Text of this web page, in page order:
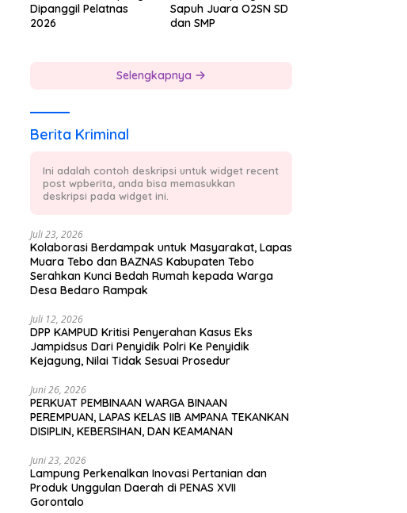
Dipanggil Pelatnas
2026
Sapuh Juara O2SN SD
dan SMP
Selengkapnya
Berita Kriminal
Ini adalah contoh deskripsi untuk widget recent
post wpberita, anda bisa memasukkan
deskripsi pada widget ini.
Juli 23, 2026
Kolaborasi Berdampak untuk Masyarakat, Lapas
Muara Tebo dan BAZNAS Kabupaten Tebo
Serahkan Kunci Bedah Rumah kepada Warga
Desa Bedaro Rampak
Juli 12, 2026
DPP KAMPUD Kritisi Penyerahan Kasus Eks
Jampidsus Dari Penyidik Polri Ke Penyidik
Kejagung, Nilai Tidak Sesuai Prosedur
Juni 26, 2026
PERKUAT PEMBINAAN WARGA BINAAN
PEREMPUAN, LAPAS KELAS IIB AMPANA TEKANKAN
DISIPLIN, KEBERSIHAN, DAN KEAMANAN
Juni 23, 2026
Lampung Perkenalkan Inovasi Pertanian dan
Produk Unggulan Daerah di PENAS XVII
Gorontalo